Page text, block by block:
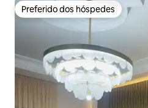
Preferido dos hóspedes
Preferido dos hóspedes